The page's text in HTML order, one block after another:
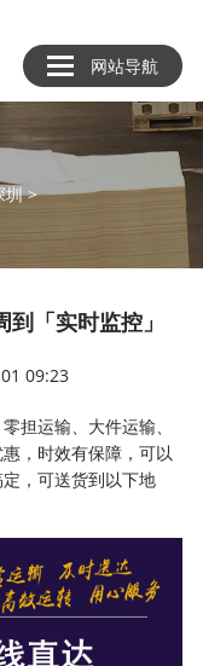
网站导航
圳>
「实时监控」
09:23
担运输、大件运输、
，时效有保障，可以
，可送货到以下地